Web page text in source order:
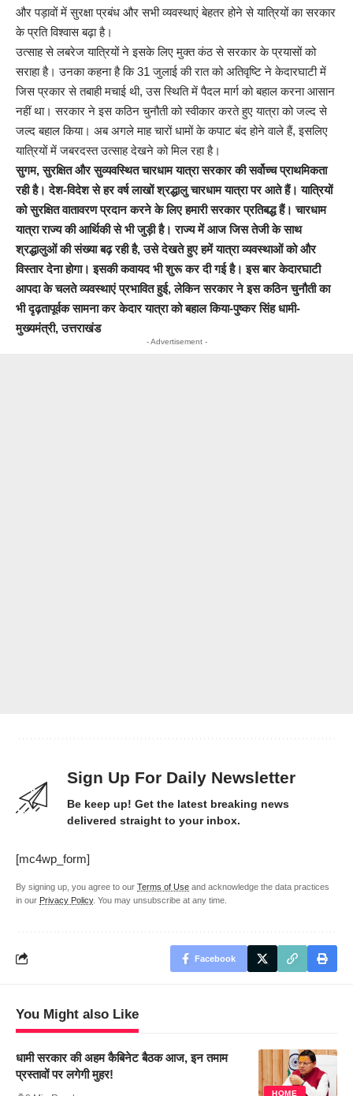
और पड़ावों में सुरक्षा प्रबंध और सभी व्यवस्थाएं बेहतर होने से यात्रियों का सरकार
के प्रति विश्वास बढ़ा है।
उत्साह से लबरेज यात्रियों ने इसके लिए मुक्त कंठ से सरकार के प्रयासों को
सराहा है। उनका कहना है कि 31 जुलाई की रात को अतिवृष्टि ने केदारघाटी में
जिस प्रकार से तबाही मचाई थी, उस स्थिति में पैदल मार्ग को बहाल करना आसान
नहीं था। सरकार ने इस कठिन चुनौती को स्वीकार करते हुए यात्रा को जल्द से
जल्द बहाल किया। अब अगले माह चारों धामों के कपाट बंद होने वाले हैं, इसलिए
यात्रियों में जबरदस्त उत्साह देखने को मिल रहा है।
सुगम, सुरक्षित और सुव्यवस्थित चारधाम यात्रा सरकार की सर्वोच्च प्राथमिकता
रही है। देश-विदेश से हर वर्ष लाखों श्रद्धालु चारधाम यात्रा पर आते हैं। यात्रियों
को सुरक्षित वातावरण प्रदान करने के लिए हमारी सरकार प्रतिबद्ध हैं। चारधाम
यात्रा राज्य की आर्थिकी से भी जुड़ी है। राज्य में आज जिस तेजी के साथ
श्रद्धालुओं की संख्या बढ़ रही है, उसे देखते हुए हमें यात्रा व्यवस्थाओं को और
विस्तार देना होगा। इसकी कवायद भी शुरू कर दी गई है। इस बार केदारघाटी
आपदा के चलते व्यवस्थाएं प्रभावित हुई, लेकिन सरकार ने इस कठिन चुनौती का
भी दृढ़तापूर्वक सामना कर केदार यात्रा को बहाल किया-पुष्कर सिंह धामी-
मुख्यमंत्री, उत्तराखंड
- Advertisement -
Sign Up For Daily Newsletter
Be keep up! Get the latest breaking news
delivered straight to your inbox.
[mc4wp_form]
By signing up, you agree to our Terms of Use and acknowledge the data practices
in our Privacy Policy. You may unsubscribe at any time.
Facebook
You Might also Like
HOME
धामी सरकार की अहम कैबिनेट बैठक आज, इन तमाम
प्रस्तावों पर लगेगी मुहर!